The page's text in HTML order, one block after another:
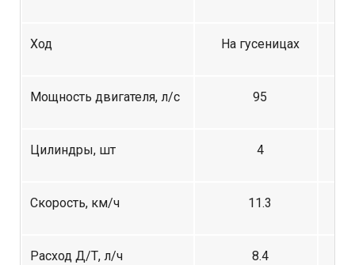
Ход На гусеницах
Мощность двигателя, л/с 95
Цилиндры, шт 4
Скорость, км/ч 11.3
Расход Д/Т, л/ч 8.4